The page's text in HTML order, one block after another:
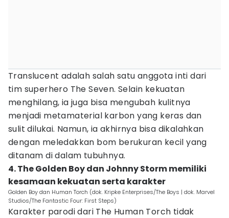
Translucent adalah salah satu anggota inti dari
tim superhero The Seven. Selain kekuatan
menghilang, ia juga bisa mengubah kulitnya
menjadi metamaterial karbon yang keras dan
sulit dilukai. Namun, ia akhirnya bisa dikalahkan
dengan meledakkan bom berukuran kecil yang
ditanam di dalam tubuhnya.
4. The Golden Boy dan Johnny Storm memiliki
kesamaan kekuatan serta karakter
Golden Boy dan Human Torch (dok. Kripke Enterprises/The Boys | dok. Marvel
Studios/The Fantastic Four: First Steps)
Karakter parodi dari The Human Torch tidak